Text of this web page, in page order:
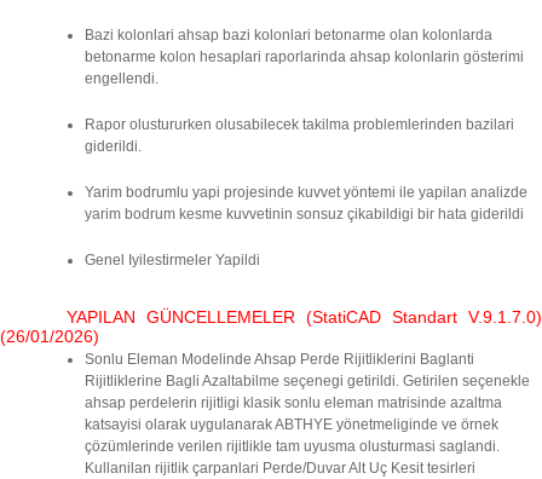
Bazi kolonlari ahsap bazi kolonlari betonarme olan kolonlarda
betonarme kolon hesaplari raporlarinda ahsap kolonlarin gösterimi
engellendi.
Rapor olustururken olusabilecek takilma problemlerinden bazilari
giderildi.
Yarim bodrumlu yapi projesinde kuvvet yöntemi ile yapilan analizde
yarim bodrum kesme kuvvetinin sonsuz çikabildigi bir hata giderildi
Genel Iyilestirmeler Yapildi
YAPILAN GÜNCELLEMELER (StatiCAD Standart V.9.1.7.0)
(26/01/2026)
Sonlu Eleman Modelinde Ahsap Perde Rijitliklerini Baglanti
Rijitliklerine Bagli Azaltabilme seçenegi getirildi. Getirilen seçenekle
ahsap perdelerin rijitligi klasik sonlu eleman matrisinde azaltma
katsayisi olarak uygulanarak ABTHYE yönetmeliginde ve örnek
çözümlerinde verilen rijitlikle tam uyusma olusturmasi saglandi.
Kullanilan rijitlik çarpanlari Perde/Duvar Alt Uç Kesit tesirleri